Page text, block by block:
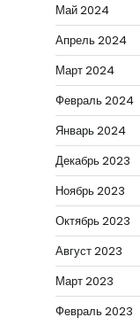
Май 2024
Апрель 2024
Март 2024
Февраль 2024
Январь 2024
Декабрь 2023
Ноябрь 2023
Октябрь 2023
Август 2023
Март 2023
Февраль 2023